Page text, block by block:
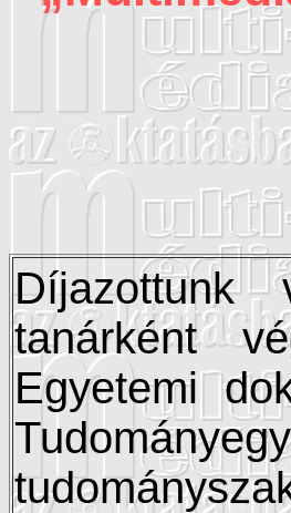
Díjazottunk
tanárként
Egyetemi